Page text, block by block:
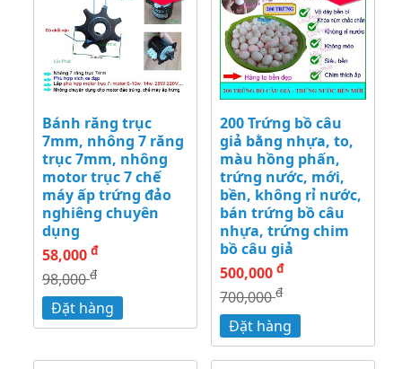
Bánh răng trục
7mm, nhông 7 răng
trục 7mm, nhông
motor trục 7 chế
máy ấp trứng đảo
nghiêng chuyên
dụng
58,000 đ
98,000đ
Đặt hàng
200 Trứng bồ câu
giả bằng nhựa, to,
màu hồng phấn,
trứng nước, mới,
bền, không rỉ nước,
bán trứng bồ câu
nhựa, trứng chim
bồ câu giả
500,000 đ
700,000đ
Đặt hàng